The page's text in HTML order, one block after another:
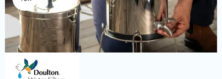
Küche & Haushalt
Doulton
€‎